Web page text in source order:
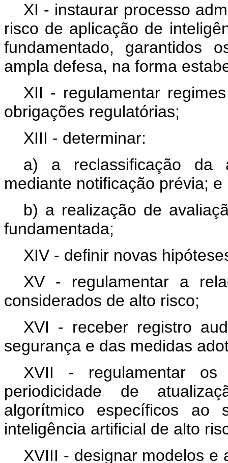
XI - instaurar processo
risco de aplicação de
fundamentado, garantidos
ampla defesa, na forma
XII - regulamentar
obrigações regulatórias;
XIII - determinar:
a) a reclassificação da
mediante notificação prévia; e
b) a realização de
fundamentada;
XIV - definir novas
XV - regulamentar a
considerados de alto risco;
XVI - receber registro
segurança e das medidas
XVII - regulamentar
periodicidade de
algorítmico específicos ao
inteligência artificial de alto
XVIII - designar modelos e